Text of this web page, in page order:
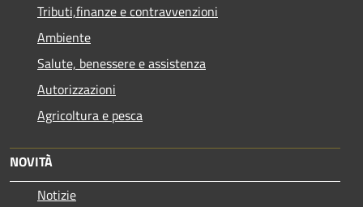
Tributi,finanze e contravvenzioni
Ambiente
Salute, benessere e assistenza
Autorizzazioni
Agricoltura e pesca
NOVITÀ
Notizie